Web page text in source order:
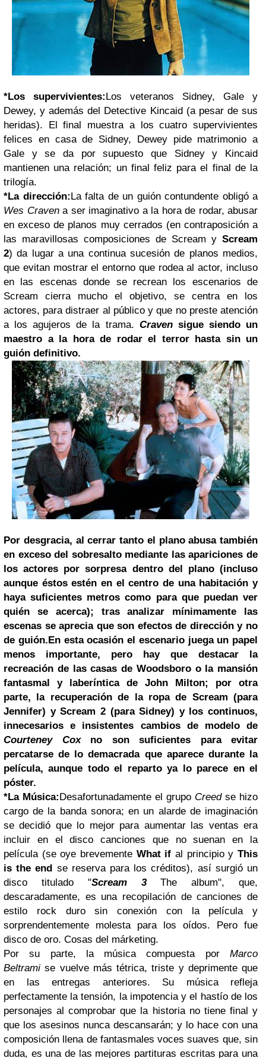
*Los supervivientes:Los veteranos Sidney, Gale y
Dewey, y además del Detective Kincaid (a pesar de sus
heridas). El final muestra a los cuatro supervivientes
felices en casa de Sidney, Dewey pide matrimonio a
Gale y se da por supuesto que Sidney y Kincaid
mantienen una relación; un final feliz para el final de la
trilogía.
*La dirección:La falta de un guión contundente obligó a
Wes Cravena ser imaginativo a la hora de rodar, abusar
en exceso de planos muy cerrados (en contraposición a
las maravillosas composiciones de Scream y Scream
2) da lugar a una continua sucesión de planos medios,
que evitan mostrar el entorno que rodea al actor, incluso
en las escenas donde se recrean los escenarios de
Scream cierra mucho el objetivo, se centra en los
actores, para distraer al público y que no preste atención
a los agujeros de la trama. Cravensigue siendo un
maestro a la hora de rodar el terror hasta sin un
guión definitivo.
Por desgracia, al cerrar tanto el plano abusa también
en exceso del sobresalto mediante las apariciones de
los actores por sorpresa dentro del plano (incluso
aunque éstos estén en el centro de una habitación y
haya suficientes metros como para que puedan ver
quién se acerca); tras analizar mínimamente las
escenas se aprecia que son efectos de dirección y no
de guión.En esta ocasión el escenario juega un papel
menos importante, pero hay que destacar la
recreación de las casas de Woodsboro o la mansión
fantasmal y laberíntica de John Milton; por otra
parte, la recuperación de la ropa de Scream (para
Jennifer) yScream 2(para Sidney) y los continuos,
innecesarios e insistentes cambios de modelo de
Courteney Coxno son suficientes para evitar
percatarse de lo demacrada que aparece durante la
película, aunque todo el reparto ya lo parece en el
póster.
*La Música:Desafortunadamente el grupo Creedse hizo
cargo de la banda sonora; en un alarde de imaginación
se decidió que lo mejor para aumentar las ventas era
incluir en el disco canciones que no suenan en la
película (se oye brevemente What if al principio yThis
is the end se reserva para los créditos), así surgió un
disco titulado "Scream 3The album", que,
descaradamente, es una recopilación de canciones de
estilo rock duro sin conexión con la película y
sorprendentemente molesta para los oídos. Pero fue
disco de oro. Cosas del márketing.
Por su parte, la música compuesta por Marco
Beltrami se vuelve más tétrica, triste y deprimente que
en las entregas anteriores. Su música refleja
perfectamente la tensión, la impotencia y el hastío de los
personajes al comprobar que la historia no tiene final y
que los asesinos nunca descansarán; y lo hace con una
composición llena de fantasmales voces suaves que, sin
duda, es una de las mejores partituras escritas para una